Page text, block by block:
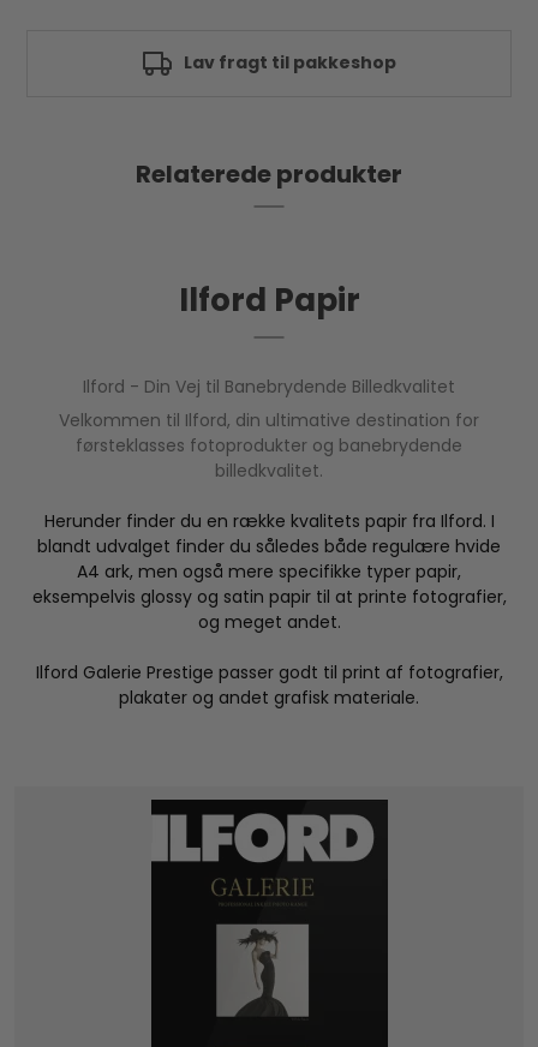
Uigennemsigtighed: 98%
Overflade: Gloss
Godkendt af e-mærket
Relaterede produkter
Ilford Papir
Ilford - Din Vej til Banebrydende Billedkvalitet
Velkommen til Ilford, din ultimative destination for
førsteklasses fotoprodukter og banebrydende
billedkvalitet.
Herunder finder du en række kvalitets papir fra Ilford. I
blandt udvalget finder du således både regulære hvide
A4 ark, men også mere specifikke typer papir,
eksempelvis glossy og satin papir til at printe fotografier,
og meget andet.
Ilford Galerie Prestige passer godt til print af fotografier,
plakater og andet grafisk materiale.